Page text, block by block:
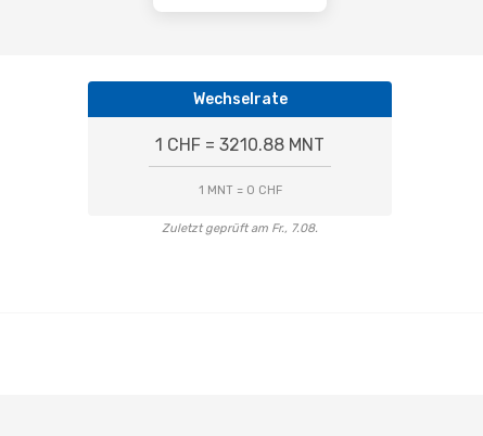
Wechselrate
1 CHF = 3210.88 MNT
1 MNT = 0 CHF
Zuletzt geprüft am Fr., 7.08.